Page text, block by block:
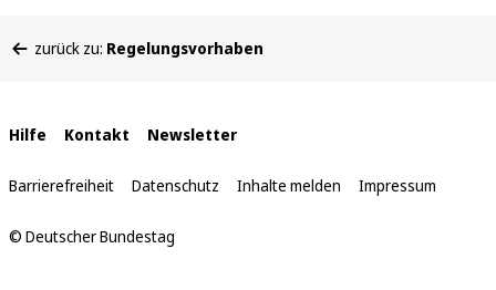
befinden
zurück zu: Regelungsvorhaben
Interne
Links
Hilfe Kontakt Newsletter
Barrierefreiheit Datenschutz Inhalte melden Impressum
© Deutscher Bundestag